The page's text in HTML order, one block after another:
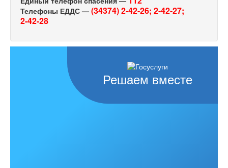
Телефоны ЕДДС — (34374) 2-42-26; 2-42-27;
2-42-28
Решаем вместе